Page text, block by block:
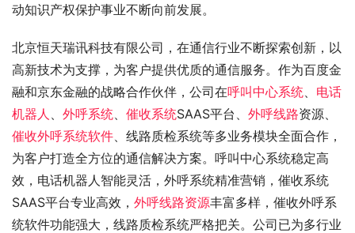
动知识产权保护事业不断向前发展。
北京恒天瑞讯科技有限公司，在通信行业不断探索创新，以
高新技术为支撑，为客户提供优质的通信服务。作为百度金
融和京东金融的战略合作伙伴，公司在呼叫中心系统
电话
机器人
外呼系统 催收系统SAAS平台、 外呼线路资源、
催收外呼系统软件 、线路质检系统等多业务模块全面合作，
为客户打造全方位的通信解决方案。呼叫中心系统稳定高
效，电话机器人智能灵活，外呼系统精准营销，催收系统
SAAS平台专业高效， 外呼线路资源丰富多样，催收外呼系
统软件功能强大，线路质检系统严格把关。公司已为多行业